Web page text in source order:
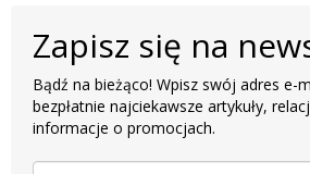
Zapisz się na
Bądź na bieżąco! Wpisz swój adres e-
bezpłatnie najciekawsze artykuły,
informacje o promocjach.